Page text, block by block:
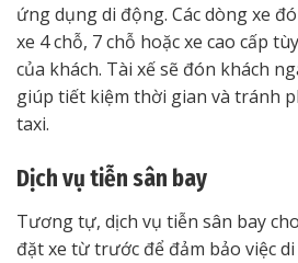
ứng dụng di động. Các dòng xe
xe 4 chỗ, 7 chỗ hoặc xe cao cấp
của khách. Tài xế sẽ đón khách
giúp tiết kiệm thời gian và tránh
taxi.
Dịch vụ tiễn sân bay
Tương tự, dịch vụ tiễn sân bay
đặt xe từ trước để đảm bảo việc